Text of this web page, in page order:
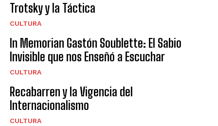
Trotsky y la Táctica
CULTURA
In Memorian Gastón Soublette: El Sabio
Invisible que nos Enseñó a Escuchar
CULTURA
Recabarren y la Vigencia del
Internacionalismo
CULTURA